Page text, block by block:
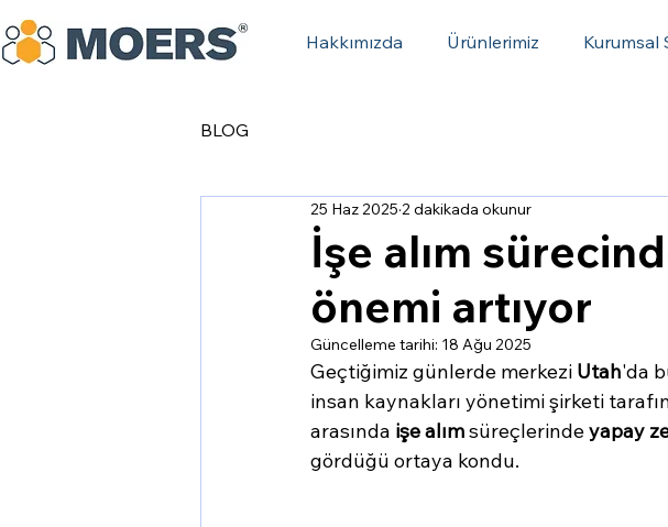
Hakkımızda Ürünlerimiz Kurumsal
BLOG
İşe alım
önemi artıyor
25 Haz 2025 2 dakikada okunur
Güncelleme tarihi: 18 Ağu 2025
Geçtiğimiz günlerde merkezi Utah'da
insan kaynakları yönetimi şirketi
arasında işe alım süreçlerinde yapay
gördüğü ortaya kondu.